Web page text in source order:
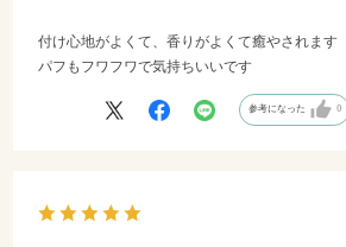
付け心地がよくて、香りがよくて癒やされます
パフもフワフワで気持ちいいです
参考になった 0